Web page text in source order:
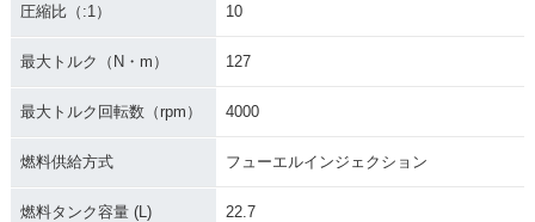
FLHTCU103 Electr
FLHTC TC Electra
圧縮比（:1） 10
最大トルク（N・m） 127
最大トルク回転数（rpm） 4000
燃料供給方式 フューエルインジェクション
燃料タンク容量 (L) 22.7